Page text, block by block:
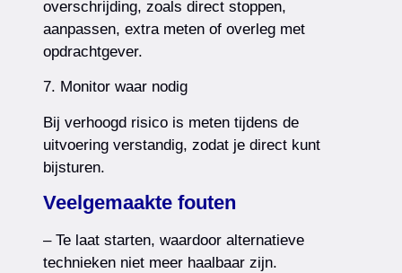
overschrijding, zoals direct stoppen,
aanpassen, extra meten of overleg met
opdrachtgever.
7. Monitor waar nodig
Bij verhoogd risico is meten tijdens de
uitvoering verstandig, zodat je direct kunt
bijsturen.
Veelgemaakte fouten
– Te laat starten, waardoor alternatieve
technieken niet meer haalbaar zijn.